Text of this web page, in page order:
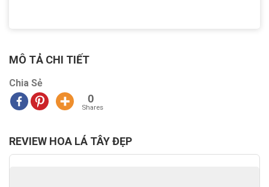
MÔ TẢ CHI TIẾT
Chia Sẻ
0
Shares
REVIEW HOA LÁ TÂY ĐẸP